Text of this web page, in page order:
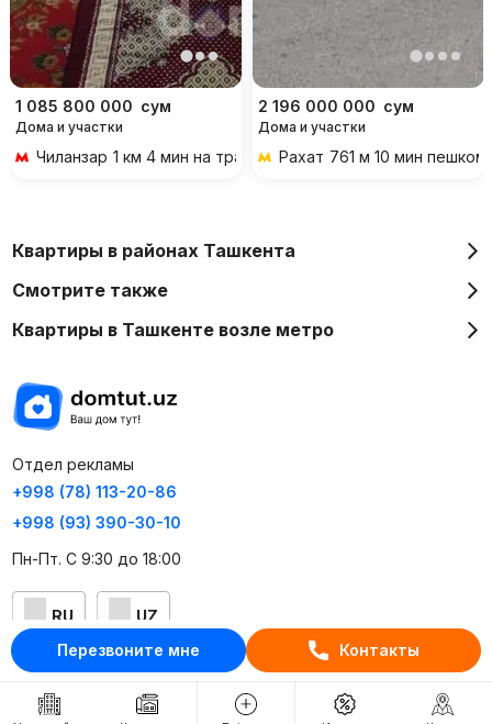
Перезвоните мне Контакты
1 085 800 000 сум
Дома и участки
Чиланзар 1 км 4 мин на транспорте
2 196 000 000 сум
Дома и участки
Рахат 761 м 10 мин пешком
Квартиры в районах Ташкента
Смотрите также
Квартиры в Ташкенте возле метро
Отдел рекламы
+998 (78) 113-20-86
+998 (93) 390-30-10
Пн-Пт. С 9:30 до 18:00
RU UZ
Контакты
О проекте